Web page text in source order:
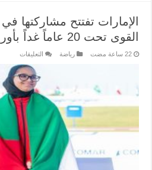
الإمارات تفتتح مشاركتها
القوى تحت 20 عاماً غداً بأوريغون 2026
‏22 ساعة مضت رياضة التعليقات